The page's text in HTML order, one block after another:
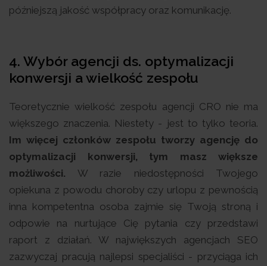
późniejszą jakość współpracy oraz komunikację.
4. Wybór agencji ds. optymalizacji
konwersji a wielkość zespołu
Teoretycznie wielkość zespołu agencji CRO nie ma
większego znaczenia. Niestety - jest to tylko teoria.
Im więcej członków zespołu tworzy agencję do
optymalizacji konwersji, tym masz większe
możliwości. W razie niedostępności Twojego
opiekuna z powodu choroby czy urlopu z pewnością
inna kompetentna osoba zajmie się Twoją stroną i
odpowie na nurtujące Cię pytania czy przedstawi
raport z działań. W największych agencjach SEO
zazwyczaj pracują najlepsi specjaliści - przyciąga ich